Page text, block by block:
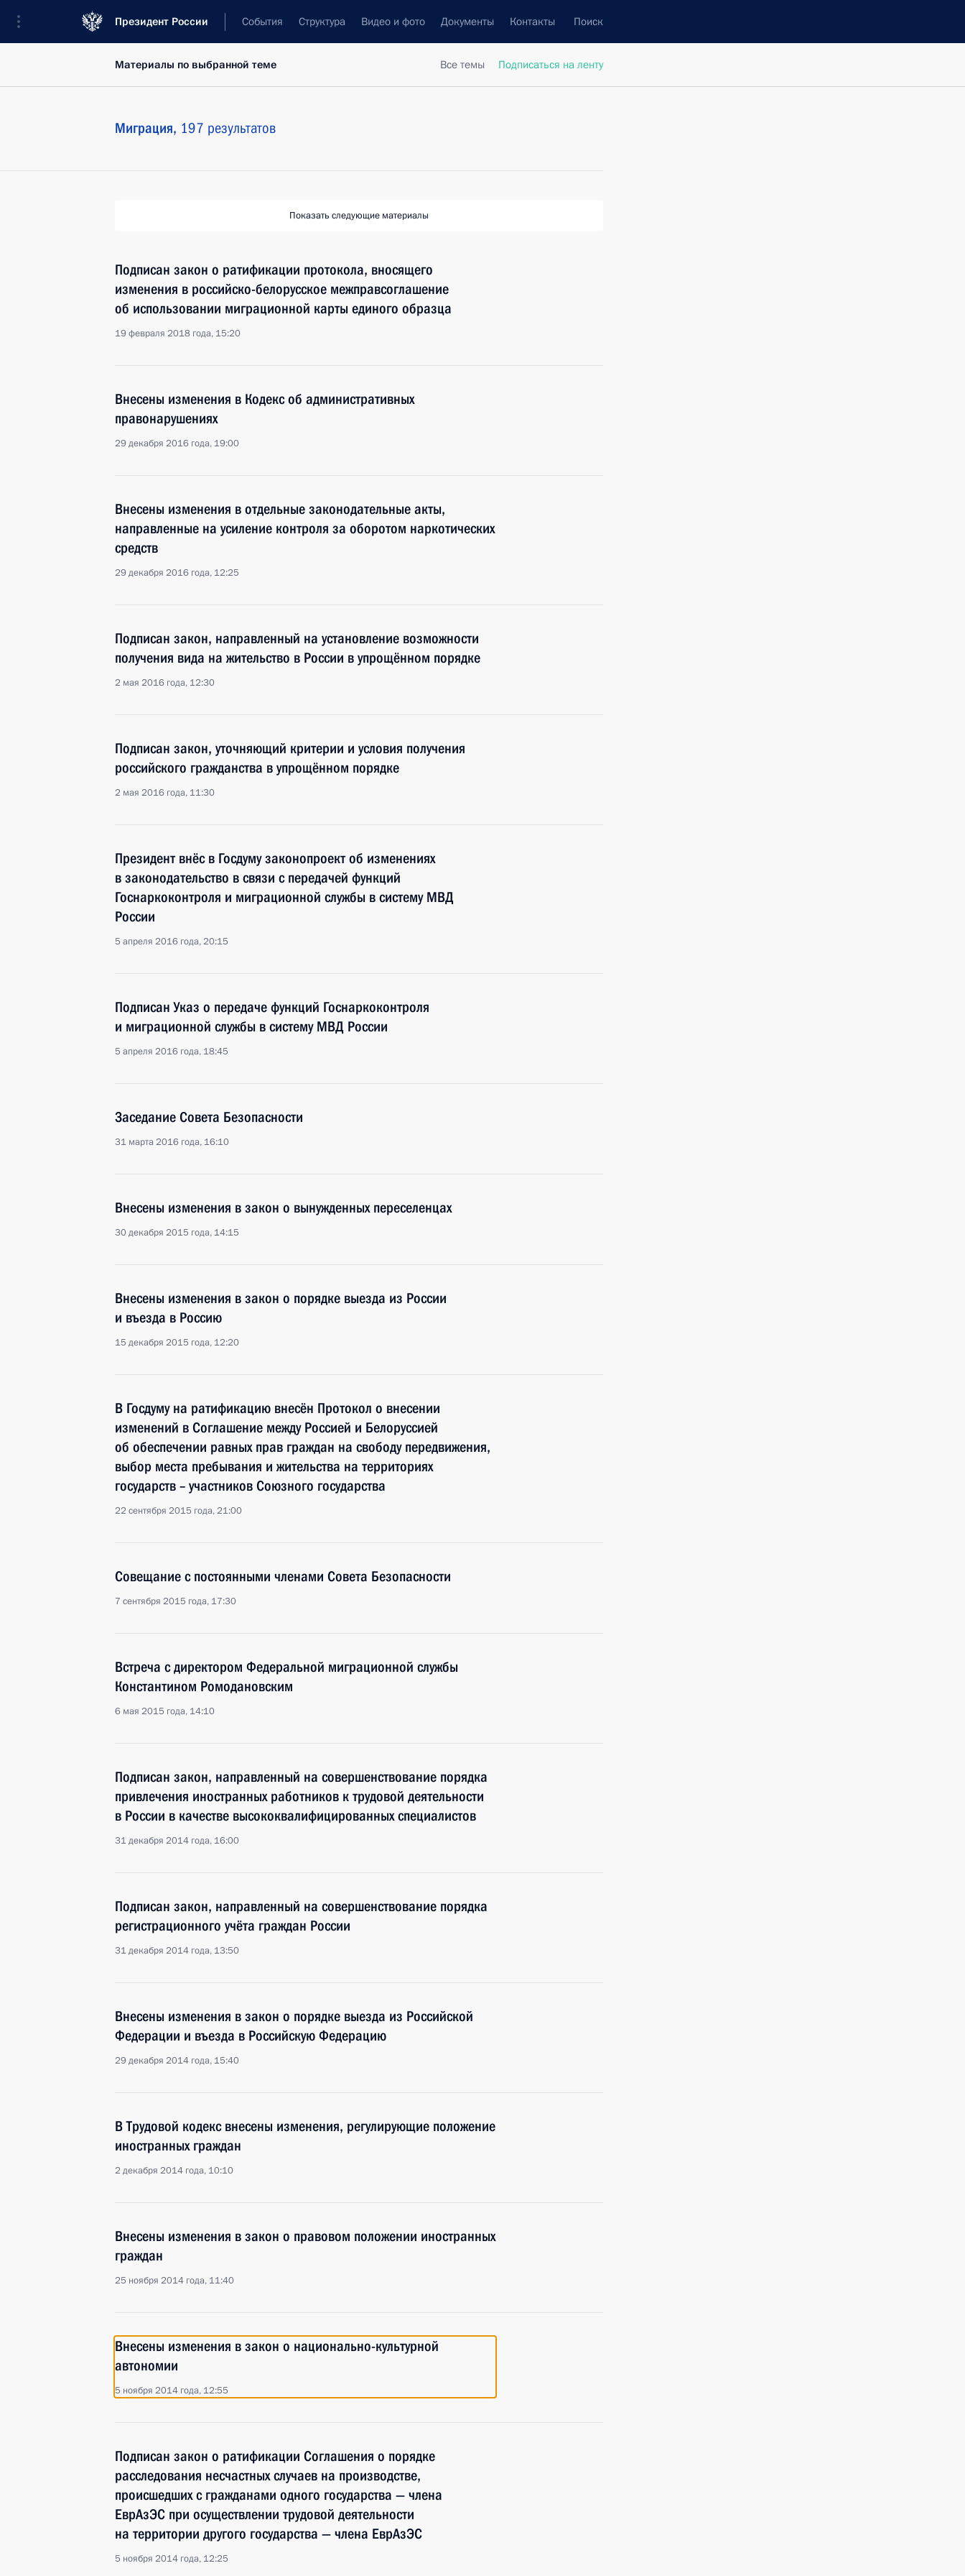
Президент России События Структура Видео и фото Документы Контакты Поиск
Все темы Подписаться на ленту
Материалы по выбранной теме
Миграция, 197 результатов
Показать следующие материалы
Подписан закон о ратификации протокола, вносящего
изменения в российско-белорусское межправсоглашение
об использовании миграционной карты единого образца
19 февраля 2018 года, 15:20
Внесены изменения в Кодекс об административных
правонарушениях
29 декабря 2016 года, 19:00
Внесены изменения в отдельные законодательные акты,
направленные на усиление контроля за оборотом наркотических
средств
29 декабря 2016 года, 12:25
Подписан закон, направленный на установление возможности
получения вида на жительство в России в упрощённом порядке
2 мая 2016 года, 12:30
Подписан закон, уточняющий критерии и условия получения
российского гражданства в упрощённом порядке
2 мая 2016 года, 11:30
Президент внёс в Госдуму законопроект об изменениях
в законодательство в связи с передачей функций
Госнаркоконтроля и миграционной службы в систему МВД
России
5 апреля 2016 года, 20:15
Подписан Указ о передаче функций Госнаркоконтроля
и миграционной службы в систему МВД России
5 апреля 2016 года, 18:45
Заседание Совета Безопасности
31 марта 2016 года, 16:10
Внесены изменения в закон о вынужденных переселенцах
30 декабря 2015 года, 14:15
Внесены изменения в закон о порядке выезда из России
и въезда в Россию
15 декабря 2015 года, 12:20
В Госдуму на ратификацию внесён Протокол о внесении
изменений в Соглашение между Россией и Белоруссией
об обеспечении равных прав граждан на свободу передвижения,
выбор места пребывания и жительства на территориях
государств – участников Союзного государства
22 сентября 2015 года, 21:00
Совещание с постоянными членами Совета Безопасности
7 сентября 2015 года, 17:30
Встреча с директором Федеральной миграционной службы
Константином Ромодановским
6 мая 2015 года, 14:10
Подписан закон, направленный на совершенствование порядка
привлечения иностранных работников к трудовой деятельности
в России в качестве высококвалифицированных специалистов
31 декабря 2014 года, 16:00
Подписан закон, направленный на совершенствование порядка
регистрационного учёта граждан России
31 декабря 2014 года, 13:50
Внесены изменения в закон о порядке выезда из Российской
Федерации и въезда в Российскую Федерацию
29 декабря 2014 года, 15:40
В Трудовой кодекс внесены изменения, регулирующие положение
иностранных граждан
2 декабря 2014 года, 10:10
Внесены изменения в закон о правовом положении иностранных
граждан
25 ноября 2014 года, 11:40
Внесены изменения в закон о национально-культурной
автономии
5 ноября 2014 года, 12:55
Подписан закон о ратификации Соглашения о порядке
расследования несчастных случаев на производстве,
происшедших с гражданами одного государства — члена
ЕврАзЭС при осуществлении трудовой деятельности
на территории другого государства — члена ЕврАзЭС
5 ноября 2014 года, 12:25